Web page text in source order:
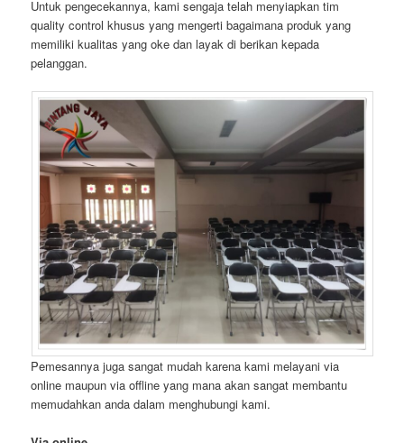
Untuk pengecekannya, kami sengaja telah menyiapkan tim
quality control khusus yang mengerti bagaimana produk yang
memiliki kualitas yang oke dan layak di berikan kepada
pelanggan.
Pemesannya juga sangat mudah karena kami melayani via
online maupun via offline yang mana akan sangat membantu
memudahkan anda dalam menghubungi kami.